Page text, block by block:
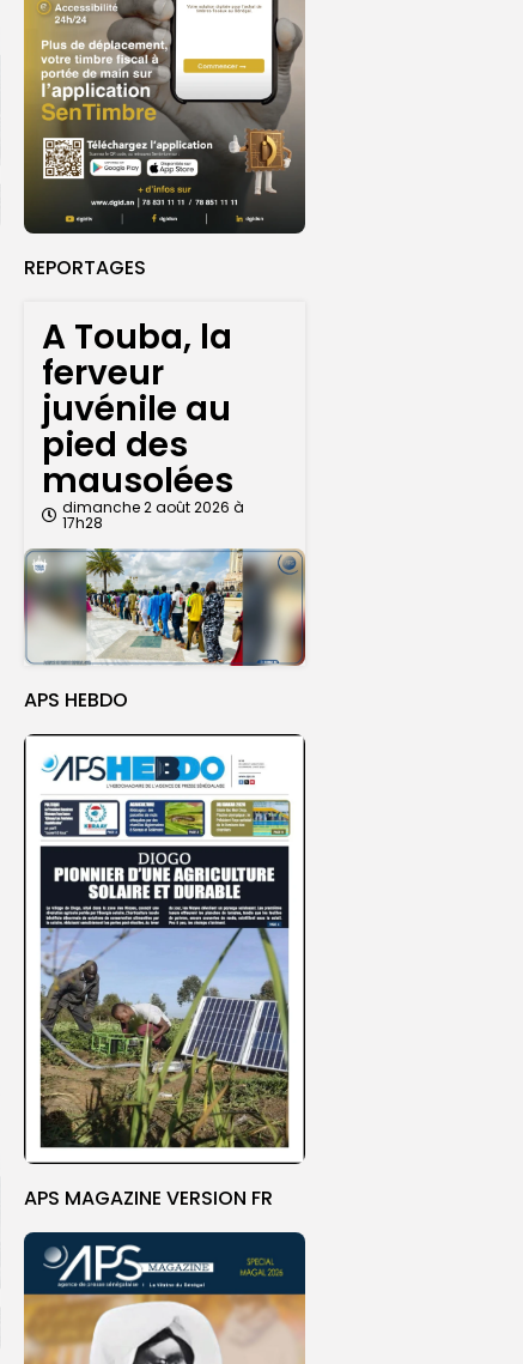
REPORTAGES
A Touba, la
ferveur
juvénile au
pied des
mausolées
dimanche 2 août 2026 à
17h28
APS HEBDO
APS MAGAZINE VERSION FR